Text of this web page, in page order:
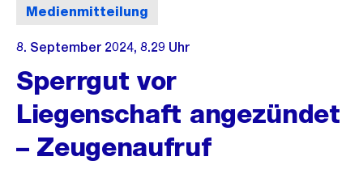
Medienmitteilung
8. September 2024, 8.29 Uhr
Sperrgut vor
Liegenschaft angezündet
– Zeugenaufruf